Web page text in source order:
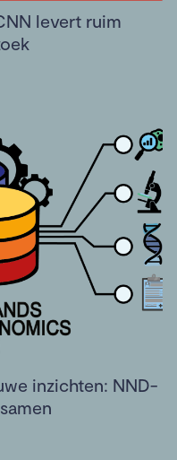
levert ruim
inzichten: NND-